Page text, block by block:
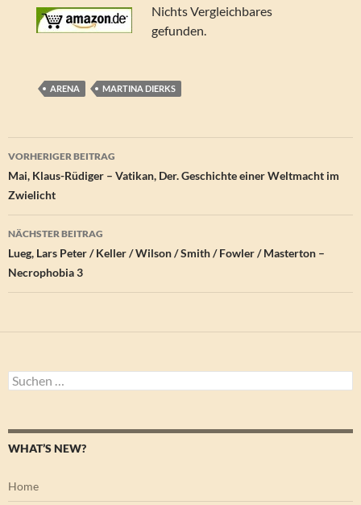
Nichts Vergleichbares
gefunden.
ARENA MARTINA DIERKS
Beitragsnavigation
VORHERIGER BEITRAG
Mai, Klaus-Rüdiger – Vatikan, Der. Geschichte einer Weltmacht im
Zwielicht
NÄCHSTER BEITRAG
Lueg, Lars Peter / Keller / Wilson / Smith / Fowler / Masterton –
Necrophobia 3
Suchen
nach:
WHAT’S NEW?
Home